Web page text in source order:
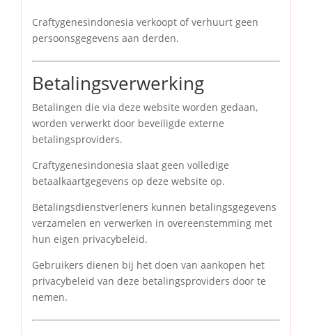
Craftygenesindonesia verkoopt of verhuurt geen
persoonsgegevens aan derden.
Betalingsverwerking
Betalingen die via deze website worden gedaan,
worden verwerkt door beveiligde externe
betalingsproviders.
Craftygenesindonesia slaat geen volledige
betaalkaartgegevens op deze website op.
Betalingsdienstverleners kunnen betalingsgegevens
verzamelen en verwerken in overeenstemming met
hun eigen privacybeleid.
Gebruikers dienen bij het doen van aankopen het
privacybeleid van deze betalingsproviders door te
nemen.